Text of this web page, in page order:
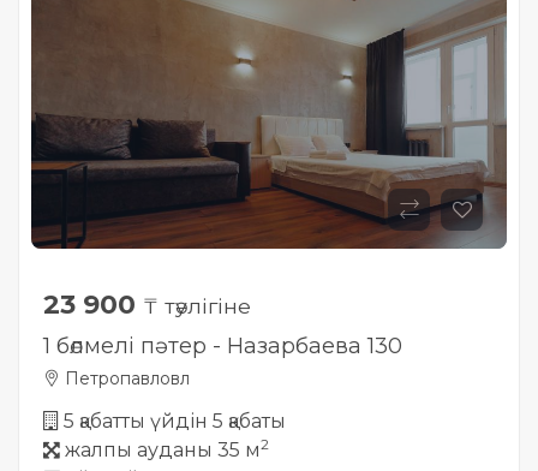
23 900 ₸ тәулігіне
1 бөлмелі пәтер - Назарбаева 130
Петропавловл
5 қабатты үйдін 5 қабаты
жалпы ауданы 35 м2